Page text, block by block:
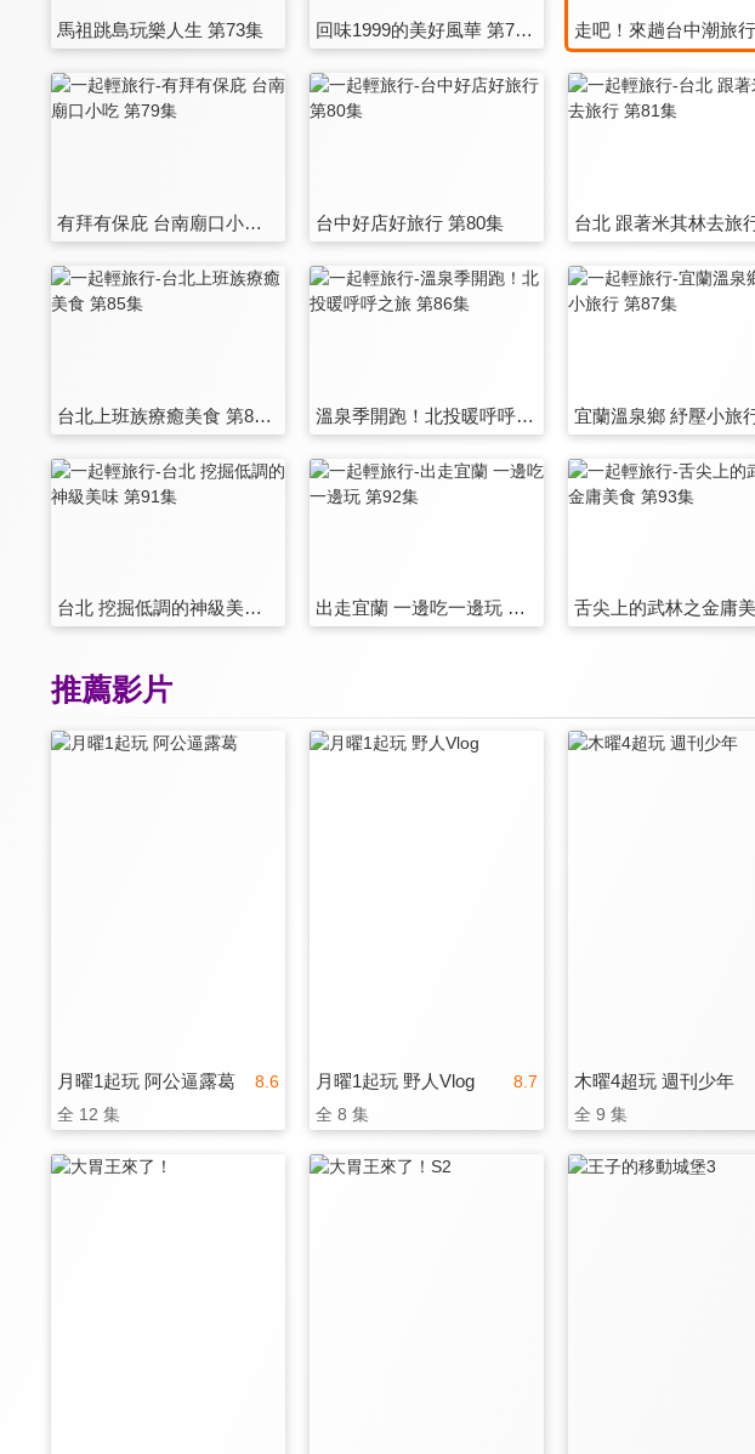
馬祖跳島玩樂人生 第73集 回味1999的美好風華 第74集
有拜有保庇 台南廟口小吃 第79集 台中好店好旅行 第80集
台北上班族療癒美食 第85集 溫泉季開跑！北投暖呼呼之旅 第86集
台北 挖掘低調的神級美味 第91集 出走宜蘭 一邊吃一邊玩 第92集
推薦影片
8.6
月曜1起玩 阿公逼露葛
全 12 集
8.7
月曜1起玩 野人Vlog
全 8 集
木曜4超玩 週刊少年
全 9 集